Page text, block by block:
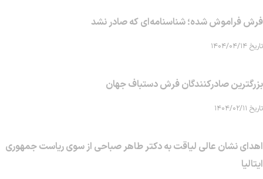
فرش فراموش شده؛ شناسنامه‌ای که صادر نشد
تاریخ ۱۴۰۴/۰۴/۱۴
بزرگترین صادرکنندگان فرش دستباف جهان
تاریخ ۱۴۰۴/۰۲/۱۱
اهدای نشان عالی لیاقت به دکتر طاهر صباحی از سوی ریاست جمهوری
ایتالیا